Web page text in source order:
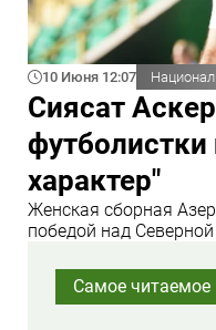
10 Июня 12:07
Сиясат
характер"
Женская сборная
победой над
Самое читаемое